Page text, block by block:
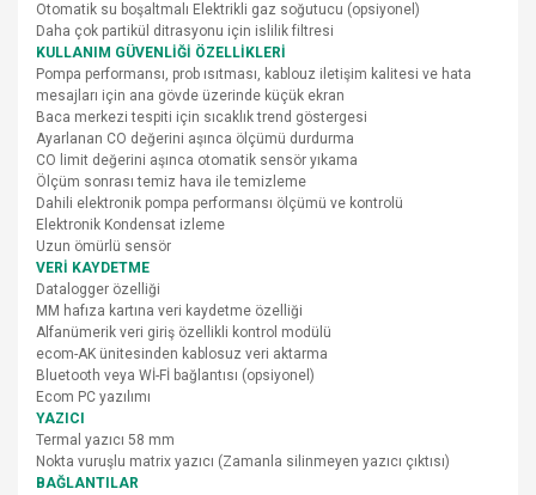
Otomatik su boşaltmalı Elektrikli gaz soğutucu (opsiyonel)
Daha çok partikül ditrasyonu için islilik filtresi
KULLANIM GÜVENLİĞİ ÖZELLİKLERİ
Pompa performansı, prob ısıtması, kablouz iletişim kalitesi ve hata
mesajları için ana gövde üzerinde küçük ekran
Baca merkezi tespiti için sıcaklık trend göstergesi
Ayarlanan CO değerini aşınca ölçümü durdurma
CO limit değerini aşınca otomatik sensör yıkama
Ölçüm sonrası temiz hava ile temizleme
Dahili elektronik pompa performansı ölçümü ve kontrolü
Elektronik Kondensat izleme
Uzun ömürlü sensör
VERİ KAYDETME
Datalogger özelliği
MM hafıza kartına veri kaydetme özelliği
Alfanümerik veri giriş özellikli kontrol modülü
ecom-AK ünitesinden kablosuz veri aktarma
Bluetooth veya Wİ-Fİ bağlantısı (opsiyonel)
Ecom PC yazılımı
YAZICI
Termal yazıcı 58 mm
Nokta vuruşlu matrix yazıcı (Zamanla silinmeyen yazıcı çıktısı)
BAĞLANTILAR